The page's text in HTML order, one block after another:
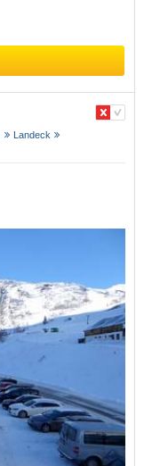
Landeck